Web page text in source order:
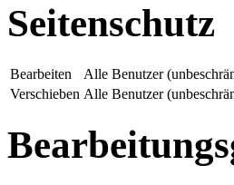
Seitenschutz
Bearbeiten
Alle Benutzer
Verschieben Alle Benutzer